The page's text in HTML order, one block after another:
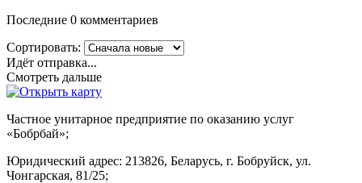
Последние 0 комментариев
Сортировать:
Идёт отправка...
Смотреть дальше
Частное унитарное предприятие по оказанию услуг
«Бобрбай»;
Юридический адрес: 213826, Беларусь, г. Бобруйск, ул.
Чонгарская, 81/25;